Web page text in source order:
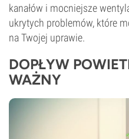
kanałów i mocniejsze
ukrytych problemów, które
na Twojej uprawie.
DOPŁYW
WAŻNY